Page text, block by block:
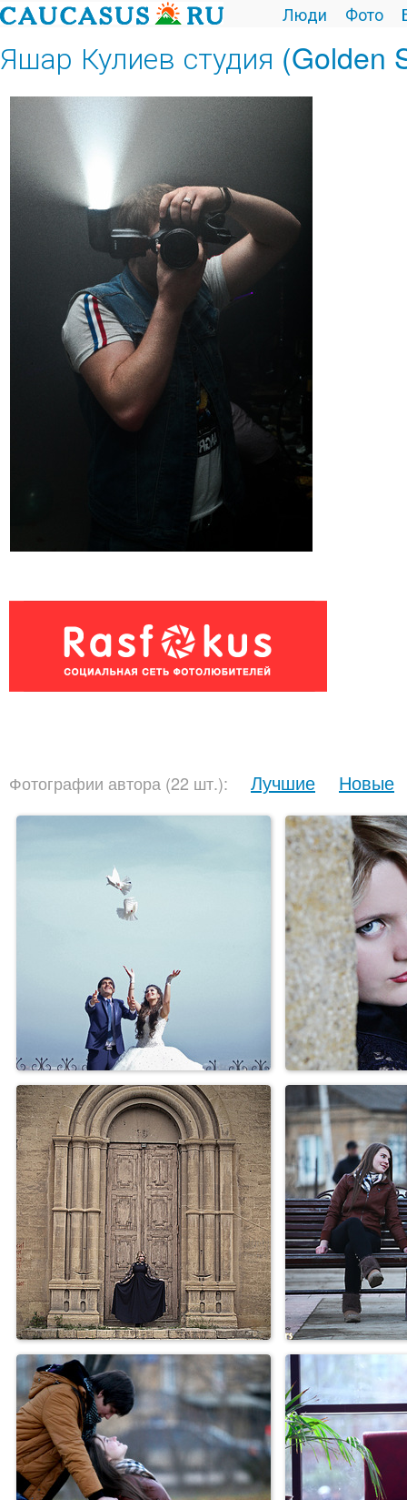
Люди Фото
Яшар Кулиев студия (Golden
Фотографии автора (22 шт.): Лучшие Новые